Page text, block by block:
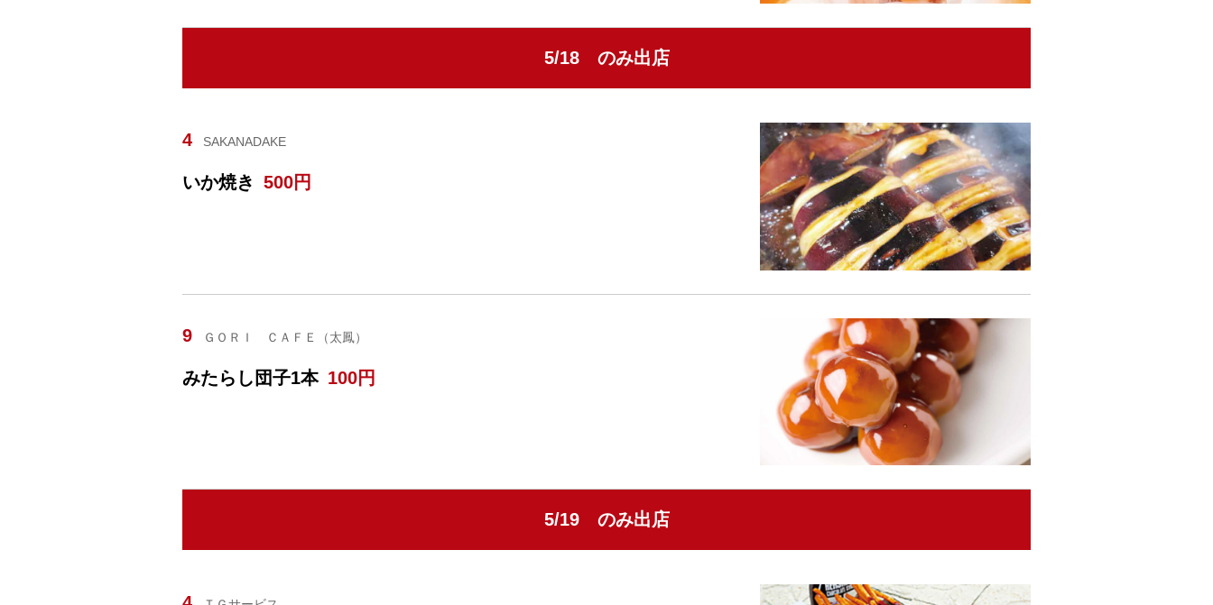
5/18 のみ出店
4 SAKANADAKE
いか焼き 500円
9 ＧＯＲＩ ＣＡＦＥ（太鳳）
みたらし団子1本 100円
5/19 のみ出店